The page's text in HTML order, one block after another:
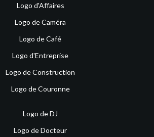
Logo d'Affaires
Logo de Caméra
Logo de Café
Logo d'Entreprise
Logo de Construction
Logo de Couronne
Logo de DJ
Logo de Docteur